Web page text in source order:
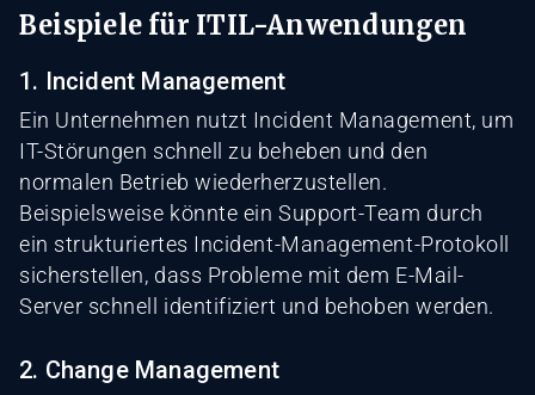
Beispiele für ITIL-Anwendungen
1. Incident Management
Ein Unternehmen nutzt Incident Management, um
IT-Störungen schnell zu beheben und den
normalen Betrieb wiederherzustellen.
Beispielsweise könnte ein Support-Team durch
ein strukturiertes Incident-Management-Protokoll
sicherstellen, dass Probleme mit dem E-Mail-
Server schnell identifiziert und behoben werden.
2. Change Management